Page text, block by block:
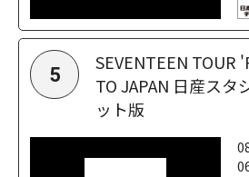
5
SEVENTEEN TOUR
TO JAPAN 日産スタ
ット版